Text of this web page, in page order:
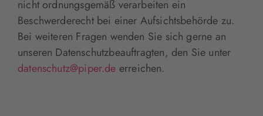
nicht ordnungsgemäß verarbeiten ein
Beschwerderecht bei einer Aufsichtsbehörde zu.
Bei weiteren Fragen wenden Sie sich gerne an
unseren Datenschutzbeauftragten, den Sie unter
datenschutz@piper.de erreichen.